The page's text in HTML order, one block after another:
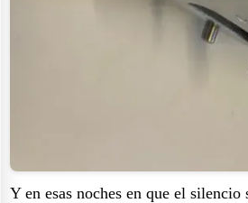
Y en esas noches en que el silencio